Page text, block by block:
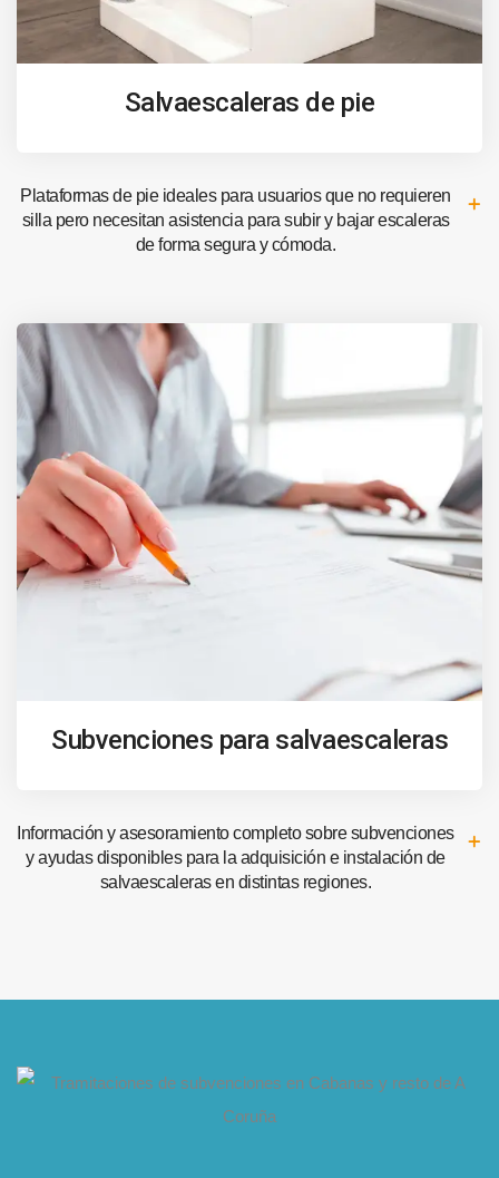
Salvaescaleras de pie
Plataformas de pie ideales para usuarios que no requieren
silla pero necesitan asistencia para subir y bajar escaleras
de forma segura y cómoda.
Subvenciones para salvaescaleras
Información y asesoramiento completo sobre subvenciones
y ayudas disponibles para la adquisición e instalación de
salvaescaleras en distintas regiones.